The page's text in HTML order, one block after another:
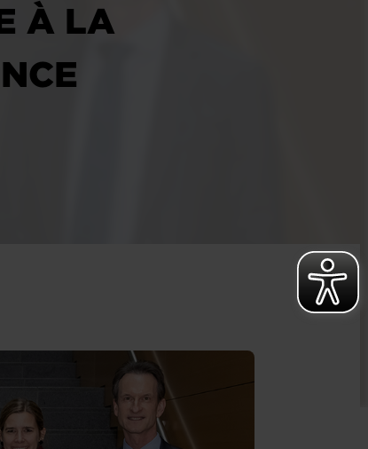
À LA